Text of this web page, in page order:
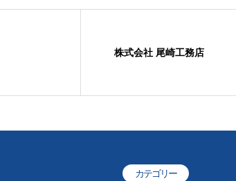
株式会社 尾崎工務店
カテゴリー